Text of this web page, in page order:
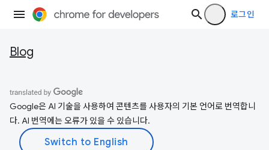
로그인
Blog
Google은 AI 기술을 사용하여 콘텐츠를 사용자의 기본 언어로 번역합니
다. AI 번역에는 오류가 있을 수 있습니다.